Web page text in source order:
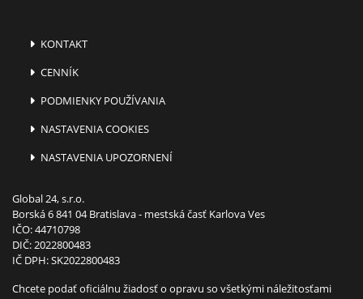
KONTAKT
CENNÍK
PODMIENKY POUŽÍVANIA
NASTAVENIA COOKIES
NASTAVENIA UPOZORNENÍ
Global 24, s.r.o.
Borská 6 841 04 Bratislava - mestská časť Karlova Ves
IČO: 44710798
DIČ: 2022800483
IČ DPH: SK2022800483
Chcete podať oficiálnu žiadosť o opravu so všetkými náležitosťami